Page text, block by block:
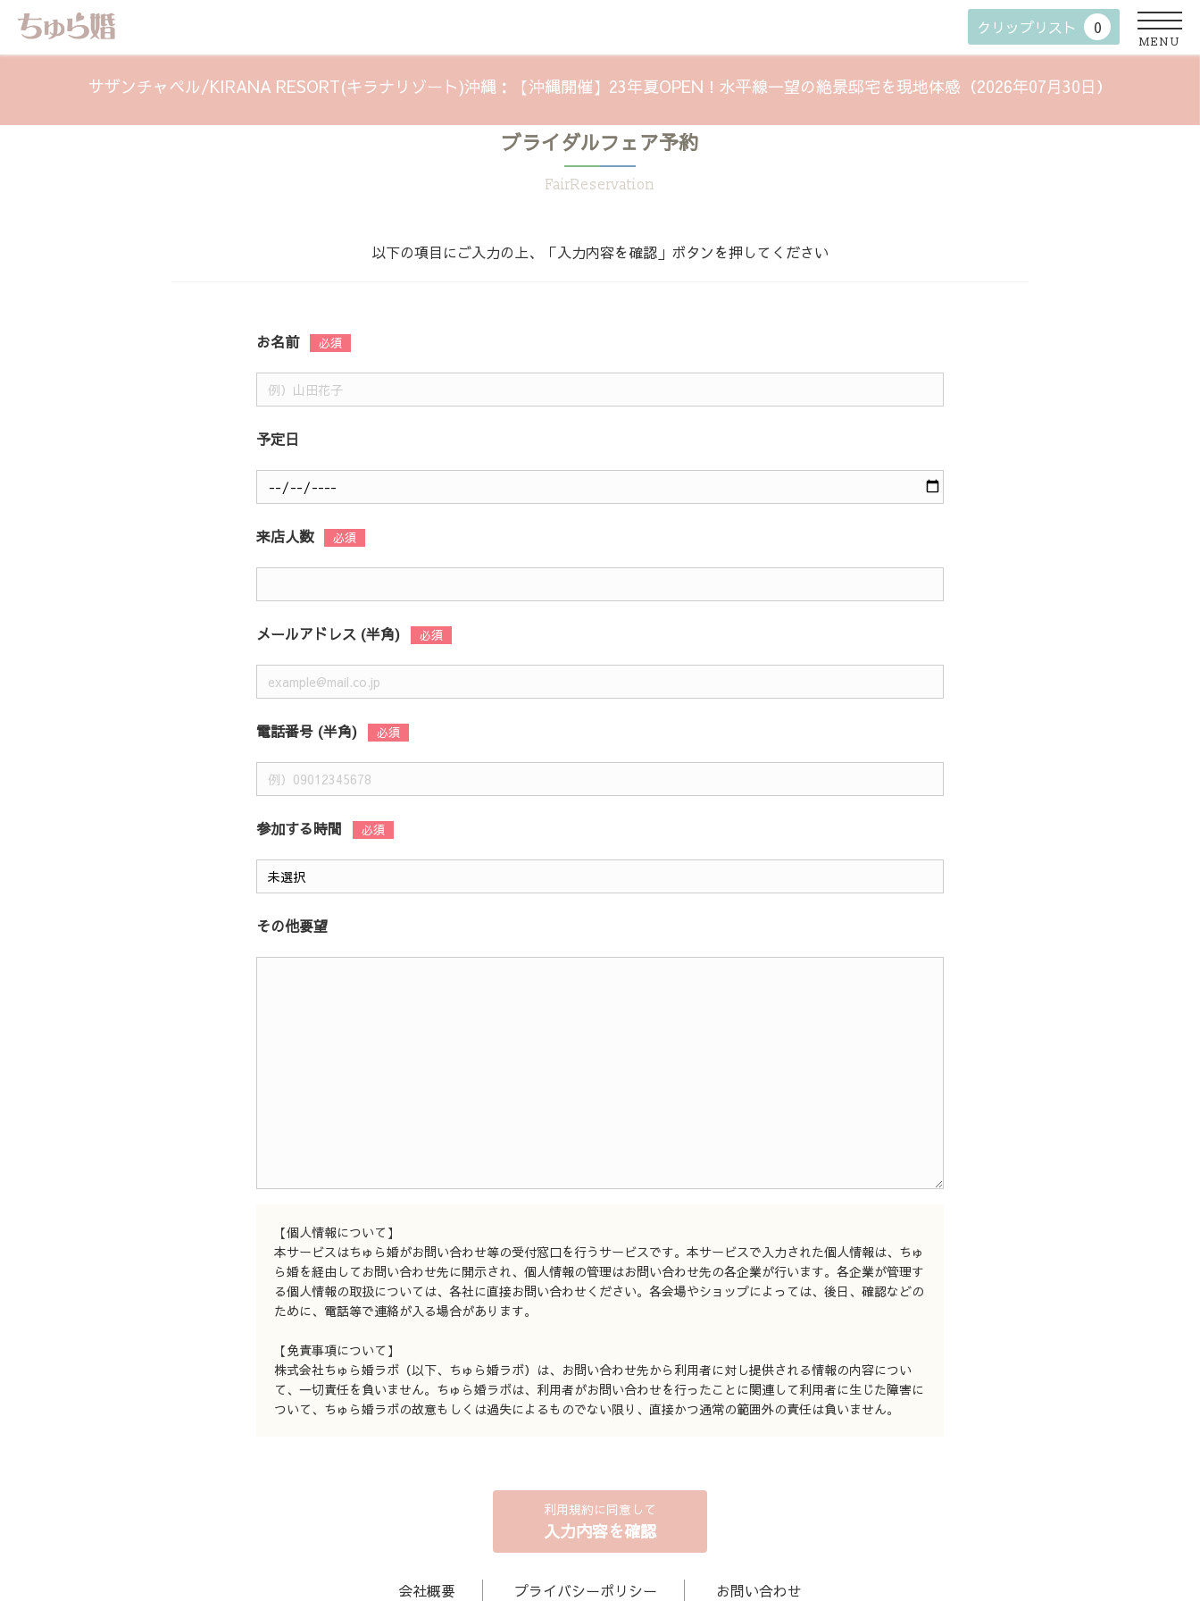
クリップリスト 0
MENU
サザンチャペル/KIRANA RESORT(キラナリゾート)沖縄：【沖縄開催】23年夏OPEN！水平線一望の絶景邸宅を現地体感（2026年07月30日）
ブライダルフェア予約
FairReservation
以下の項目にご入力の上、「入力内容を確認」ボタンを押してください
お名前
予定日
来店人数
メールアドレス (半角)
電話番号 (半角)
参加する時間
その他要望
【個人情報について】
本サービスはちゅら婚がお問い合わせ等の受付窓口を行うサービスです。本サービスで入力された個人情報は、ちゅ
ら婚を経由してお問い合わせ先に開示され、個人情報の管理はお問い合わせ先の各企業が行います。各企業が管理す
る個人情報の取扱については、各社に直接お問い合わせください。各会場やショップによっては、後日、確認などの
ために、電話等で連絡が入る場合があります。
【免責事項について】
株式会社ちゅら婚ラボ（以下、ちゅら婚ラボ）は、お問い合わせ先から利用者に対し提供される情報の内容につい
て、一切責任を負いません。ちゅら婚ラボは、利用者がお問い合わせを行ったことに関連して利用者に生じた障害に
ついて、ちゅら婚ラボの故意もしくは過失によるものでない限り、直接かつ通常の範囲外の責任は負いません。
利用規約に同意して
入力内容を確認
会社概要 プライバシーポリシー お問い合わせ